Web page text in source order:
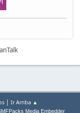
| Ir Arriba ▲
Media Embedder